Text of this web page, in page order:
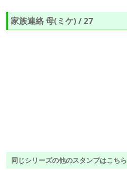
家族連絡 母(ミケ) / 27
同じシリーズの他のスタンプはこちら